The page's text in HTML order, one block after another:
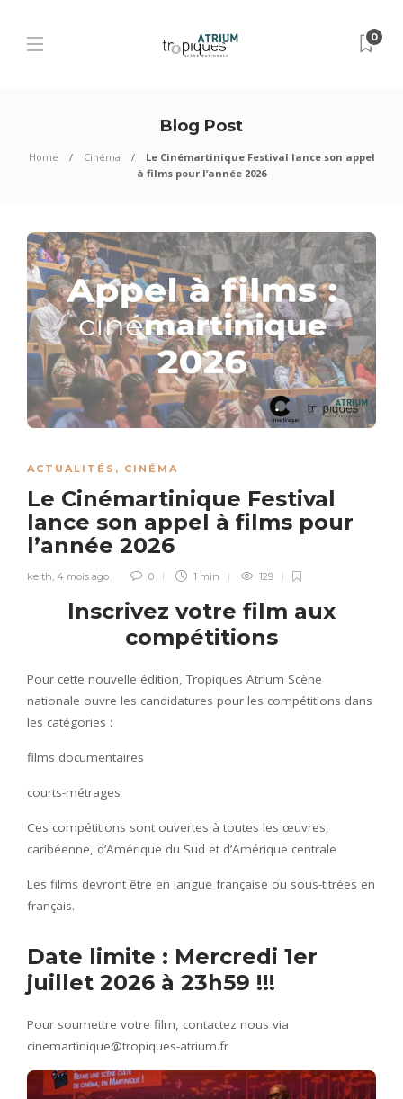
0
Blog Post
Home Cinéma
Le Cinémartinique Festival lance son appel
à films pour l’année 2026
ACTUALITÉS , CINÉMA
Le Cinémartinique Festival
lance son appel à films pour
l’année 2026
keith, 4 mois ago 0 1 min 129
Inscrivez votre film aux
compétitions
Pour cette nouvelle édition, Tropiques Atrium Scène
nationale ouvre les candidatures pour les compétitions dans
les catégories :
films documentaires
courts-métrages
Ces compétitions sont ouvertes à toutes les œuvres,
caribéenne, d’Amérique du Sud et d’Amérique centrale
Les films devront être en langue française ou sous-titrées en
français.
Date limite : Mercredi 1er
juillet 2026 à 23h59 !!!
Pour soumettre votre film, contactez nous via
cinemartinique@tropiques-atrium.fr